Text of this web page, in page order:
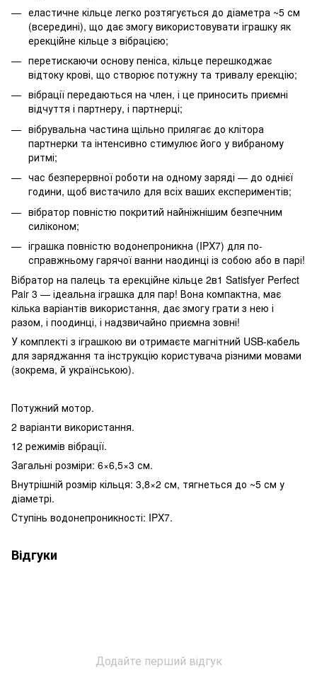
еластичне кільце легко розтягується до діаметра ~5 см
(всередині), що дає змогу використовувати іграшку як
ерекційне кільце з вібрацією;
перетискаючи основу пеніса, кільце перешкоджає
відтоку крові, що створює потужну та тривалу ерекцію;
вібрації передаються на член, і це приносить приємні
відчуття і партнеру, і партнерці;
вібрувальна частина щільно прилягає до клітора
партнерки та інтенсивно стимулює його у вибраному
ритмі;
час безперервної роботи на одному заряді — до однієї
години, щоб вистачило для всіх ваших експериментів;
вібратор повністю покритий найніжнішим безпечним
силіконом;
іграшка повністю водонепроникна (IPX7) для по-
справжньому гарячої ванни наодинці із собою або в парі!
Вібратор на палець та ерекційне кільце 2в1 Satisfyer Perfect
Pair 3 — ідеальна іграшка для пар! Вона компактна, має
кілька варіантів використання, дає змогу грати з нею і
разом, і поодинці, і надзвичайно приємна зовні!
У комплекті з іграшкою ви отримаєте магнітний USB-кабель
для заряджання та інструкцію користувача різними мовами
(зокрема, й українською).
Потужний мотор.
2 варіанти використання.
12 режимів вібрації.
Загальні розміри: 6×6,5×3 см.
Внутрішній розмір кільця: 3,8×2 см, тягнеться до ~5 см у
діаметрі.
Ступінь водонепроникності: IPX7.
Відгуки
Додайте перший відгук